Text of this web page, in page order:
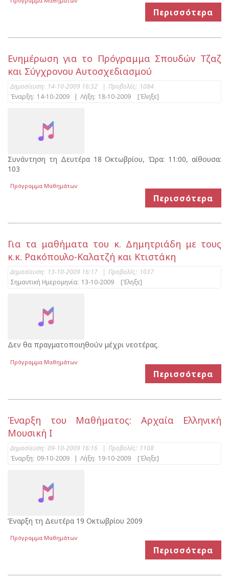
Περισσότερα
Ενημέρωση για το Πρόγραμμα Σπουδών Τζαζ
και Σύγχρονου Αυτοσχεδιασμού
Δημοσίευση: 14-10-2009 16:32 | Προβολές: 1084
Έναρξη: 14-10-2009 | Λήξη: 18-10-2009 [Έληξε]
Συνάντηση τη Δευτέρα 18 Οκτωβρίου, Ώρα: 11:00, αίθουσα:
103
Πρόγραμμα Μαθημάτων
Περισσότερα
Για τα μαθήματα του κ. Δημητριάδη με τους
κ.κ. Ρακόπουλο-Καλατζή και Κτιστάκη
Δημοσίευση: 13-10-2009 16:17 | Προβολές: 1037
Σημαντική Ημερομηνία: 13-10-2009 [Έληξε]
Δεν θα πραγματοποιηθούν μέχρι νεοτέρας.
Πρόγραμμα Μαθημάτων
Περισσότερα
Έναρξη του Μαθήματος: Αρχαία Ελληνική
Μουσική Ι
Δημοσίευση: 09-10-2009 16:16 | Προβολές: 1108
Έναρξη: 09-10-2009 | Λήξη: 19-10-2009 [Έληξε]
Έναρξη τη Δευτέρα 19 Οκτωβρίου 2009
Πρόγραμμα Μαθημάτων
Περισσότερα